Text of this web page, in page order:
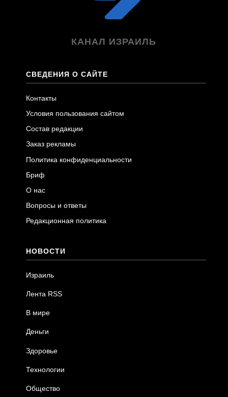
КАНАЛ ИЗРАИЛЬ
СВЕДЕНИЯ О САЙТЕ
Контакты
Условия пользования сайтом
Состав редакции
Заказ рекламы
Политика конфиденциальности
Бриф
О нас
Вопросы и ответы
Редакционная политика
НОВОСТИ
Израиль
Лента RSS
В мире
Деньги
Здоровье
Технологии
Общество